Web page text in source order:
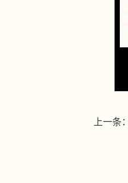
上一条